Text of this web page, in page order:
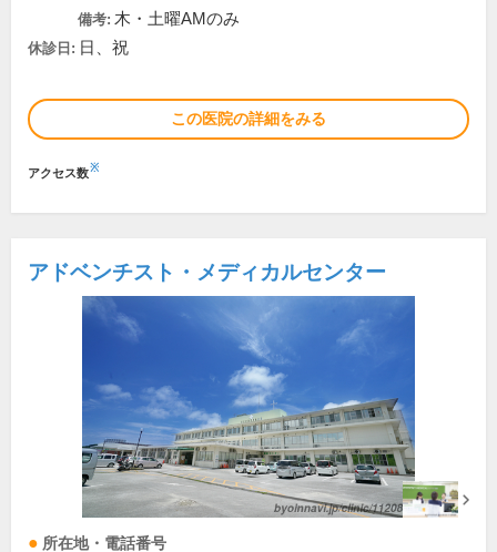
備考: 木・土曜AMのみ
休診日: 日、祝
この医院の詳細をみる
アクセス数※
アドベンチスト・メディカルセンター
所在地・電話番号